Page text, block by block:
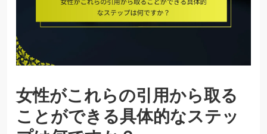
女性がこれらの引用から取る
ことができる具体的なステッ